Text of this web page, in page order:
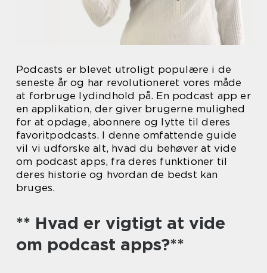
Podcasts er blevet utroligt populære i de
seneste år og har revolutioneret vores måde
at forbruge lydindhold på. En podcast app er
en applikation, der giver brugerne mulighed
for at opdage, abonnere og lytte til deres
favoritpodcasts. I denne omfattende guide
vil vi udforske alt, hvad du behøver at vide
om podcast apps, fra deres funktioner til
deres historie og hvordan de bedst kan
bruges.
** Hvad er vigtigt at vide
om podcast apps?**